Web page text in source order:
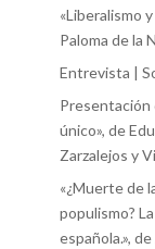
«Liberalismo
Paloma de la
Entrevista |
Presentación
único», de
Zarzalejos y
«¿Muerte de
populismo?
española.»,